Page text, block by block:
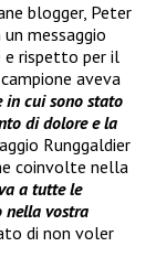
blogger, Peter
messaggio
e rispetto per il
aveva
in cui sono stato
di dolore e la
Runggaldier
coinvolte nella
a tutte le
nella vostra
di non voler